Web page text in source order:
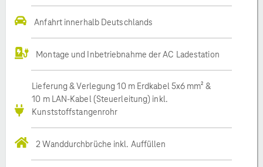
Anfahrt innerhalb Deutschlands
Montage und Inbetriebnahme der AC Ladestation
Lieferung & Verlegung 10 m Erdkabel 5x6 mm² &
10 m LAN-Kabel (Steuerleitung) inkl.
Kunststoffstangenrohr
2 Wanddurchbrüche inkl. Auffüllen